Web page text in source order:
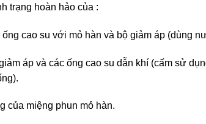
trạng hoàn hảo của :
ống cao su với mỏ hàn và bộ giảm áp (dùng
áp và các ống cao su dẫn khí (cấm sử
của miệng phun mỏ hàn.